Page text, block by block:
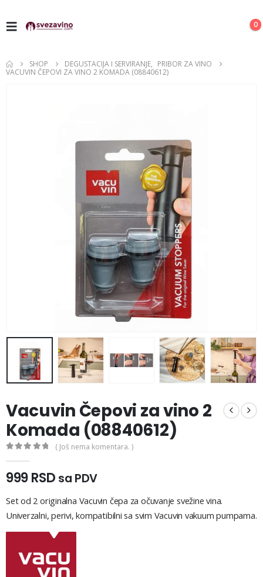
0
SHOP DEGUSTACIJA I SERVIRANJE, PRIBOR ZA VINO
VACUVIN ČEPOVI ZA VINO 2 KOMADA (08840612)
Vacuvin Čepovi za vino 2
Komada (08840612)
( Još nema komentara. )
999RSD sa PDV
Set od 2 originalna Vacuvin čepa za očuvanje svežine vina.
Univerzalni, perivi, kompatibilni sa svim Vacuvin vakuum pumpama.